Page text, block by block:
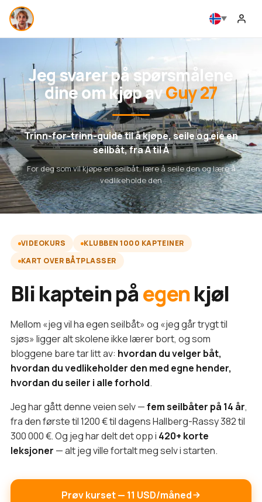
Jeg svarer på spørsmålene
dine om kjøp avGuy 27
Trinn-for-trinn-guide til å kjøpe, seile og eie en
seilbåt, fra A til Å
For deg som vil kjøpe en seilbåt, lære å seile den og lære å
vedlikeholde den
VIDEOKURS
KLUBBEN 1000 KAPTEINER
KART OVER BÅTPLASSER
Bli kaptein påegenkjøl
Mellom «jeg vil ha egen seilbåt» og «jeg går trygt til
sjøs» ligger alt skolene ikke lærer bort, og som
bloggene bare tar litt av: hvordan du velger båt,
hvordan du vedlikeholder den med egne hender,
hvordan du seiler i alle forhold.
Jeg har gått denne veien selv —fem seilbåter på 14 år,
fra den første til 1200 € til dagens Hallberg-Rassy 382 til
300 000 €. Og jeg har delt det opp i 420+ korte
leksjoner — alt jeg ville fortalt meg selv i starten.
Prøv kurset — 11 USD/måned